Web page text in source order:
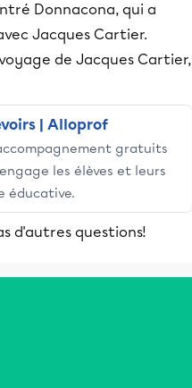
Donnacona, qui a
Jacques Cartier.
de Jacques Cartier,
| Alloprof
gratuits
les élèves et leurs
éducative.
d'autres questions!